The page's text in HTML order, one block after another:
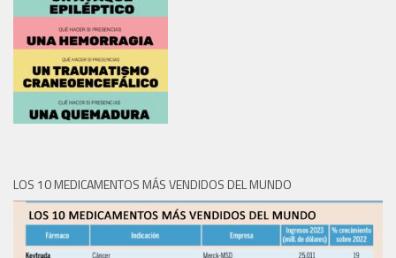
LOS 10 MEDICAMENTOS MÁS VENDIDOS DEL MUNDO